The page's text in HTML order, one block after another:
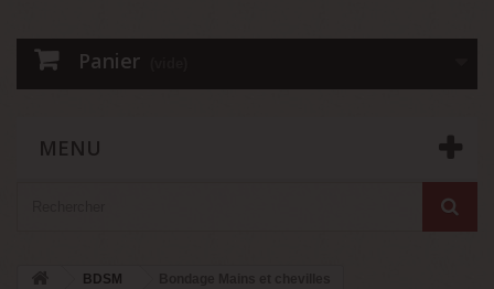
Panier
MENU
BDSM